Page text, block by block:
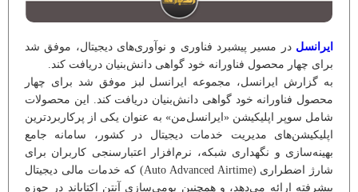
ایرانسلدر مسیر پیشبرد فناوری و نوآوری‌های دیجیتال، موفق شد
برای چهار محصول فناورانه خود گواهی دانش‌بنیان دریافت کند.
به گزارش ایرانسل، مجموعه ایرانسل لبز موفق شد برای چهار
محصول فناورانه خود گواهی دانش‌بنیان دریافت کند. این محصولات
شامل سوپر اپلیکیشن «ایرانسل‌من» به عنوان یکی از پرکاربردترین
اپلیکیشن‌های مدیریت خدمات دیجیتال در کشور، سامانه جامع
بهینه‌سازی و نگهداری شبکه، نرم‌افزار اعتبارسنجی کاربران برای
شارژ اضطراری (Auto Advanced Airtime) که خدمات مالی دیجیتال
پیشرفته ارائه می‌دهد، و همچنین بومی‌سازی آنتن اکتاباند در حوزه